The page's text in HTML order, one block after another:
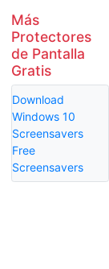
Más
Protectores
de Pantalla
Gratis
Download
Windows 10
Screensavers
Free
Screensavers